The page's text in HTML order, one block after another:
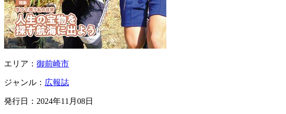
エリア： 御前崎市
ジャンル： 広報誌
発行日： 2024年11月08日